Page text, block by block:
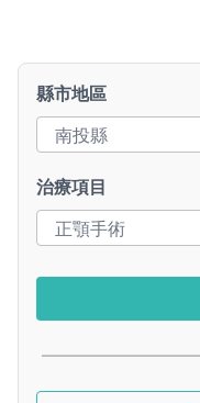
縣市地區
治療項目